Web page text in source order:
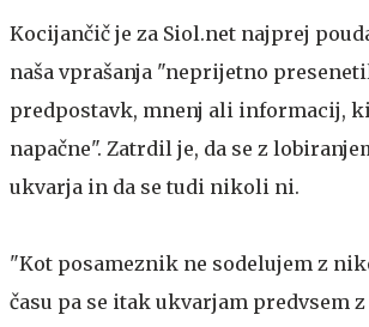
Kocijančič je za Siol.net najprej
naša vprašanja "neprijetno
predpostavk, mnenj ali informacij,
napačne". Zatrdil je, da se z
ukvarja in da se tudi nikoli ni.
"Kot posameznik ne sodelujem z
času pa se itak ukvarjam predvsem